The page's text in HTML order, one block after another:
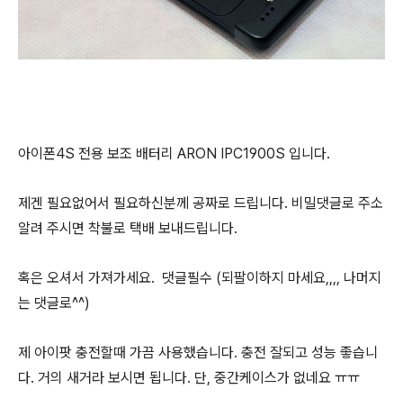
아이폰4S 전용 보조 배터리 ARON IPC1900S 입니다.
제겐 필요없어서 필요하신분께 공짜로 드립니다. 비밀댓글로 주소
알려 주시면 착불로 택배 보내드립니다.
혹은 오셔서 가져가세요. 댓글필수 (되팔이하지 마세요,,,, 나머지
는 댓글로^^)
제 아이팟 충전할때 가끔 사용했습니다. 충전 잘되고 성능 좋습니
다. 거의 새거라 보시면 됩니다. 단, 중간케이스가 없네요 ㅠㅠ